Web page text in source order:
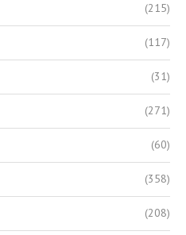
(215)
(117)
(31)
(271)
(60)
(358)
(208)